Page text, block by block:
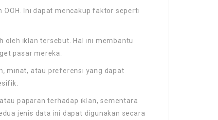
Ini dapat mencakup faktor seperti
oleh iklan tersebut. Hal ini membantu
pasar mereka.
minat, atau preferensi yang dapat
paparan terhadap iklan, sementara
jenis data ini dapat digunakan secara